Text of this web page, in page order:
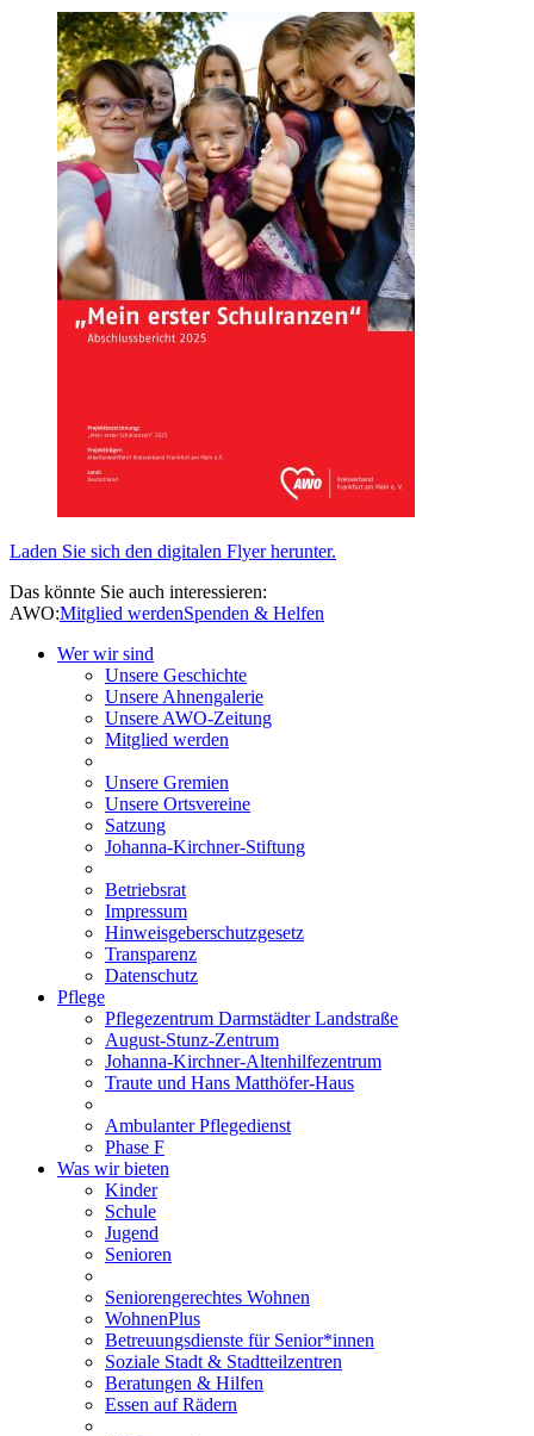
Laden Sie sich den digitalen Flyer herunter.
Das könnte Sie auch interessieren:
AWO:Mitglied werdenSpenden & Helfen
Wer wir sind
Unsere Geschichte
Unsere Ahnengalerie
Unsere AWO-Zeitung
Mitglied werden
Unsere Gremien
Unsere Ortsvereine
Satzung
Johanna-Kirchner-Stiftung
Betriebsrat
Impressum
Hinweisgeberschutzgesetz
Transparenz
Datenschutz
Pflege
Pflegezentrum Darmstädter Landstraße
August-Stunz-Zentrum
Johanna-Kirchner-Altenhilfezentrum
Traute und Hans Matthöfer-Haus
Ambulanter Pflegedienst
Phase F
Was wir bieten
Kinder
Schule
Jugend
Senioren
Seniorengerechtes Wohnen
WohnenPlus
Betreuungsdienste für Senior*innen
Soziale Stadt & Stadtteilzentren
Beratungen & Hilfen
Essen auf Rädern